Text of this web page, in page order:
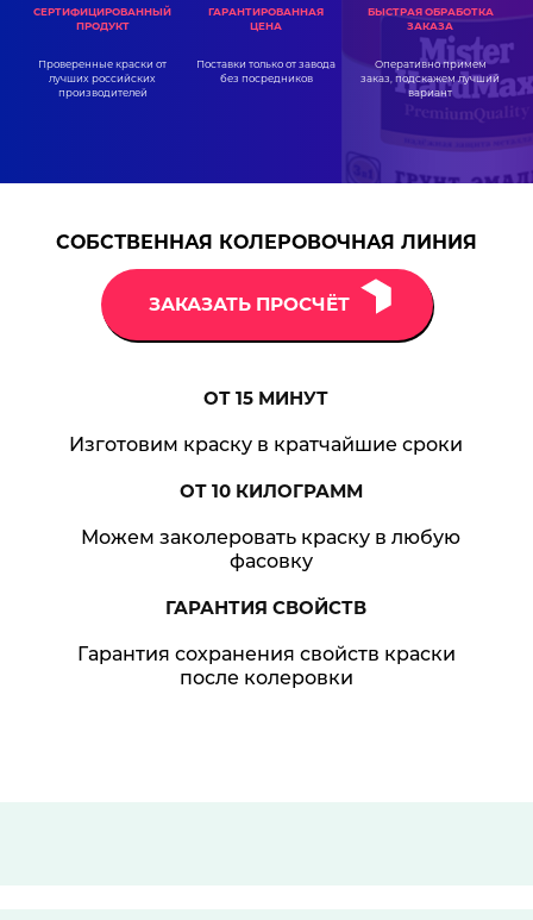
СЕРТИФИЦИРОВАННЫЙ
ПРОДУКТ
Проверенные краски от
лучших российских
производителей
ГАРАНТИРОВАННАЯ
ЦЕНА
Поставки только от завода
без посредников
БЫСТРАЯ ОБРАБОТКА
ЗАКАЗА
Оперативно примем
заказ, подскажем лучший
вариант
СОБСТВЕННАЯ КОЛЕРОВОЧНАЯ ЛИНИЯ
ЗАКАЗАТЬ ПРОСЧЁТ
ОТ 15 МИНУТ
Изготовим краску в кратчайшие сроки
ОТ 10КИЛОГРАММ
Можем заколеровать краску в любую
фасовку
ГАРАНТИЯ СВОЙСТВ
Гарантия сохранения свойств краски
после колеровки